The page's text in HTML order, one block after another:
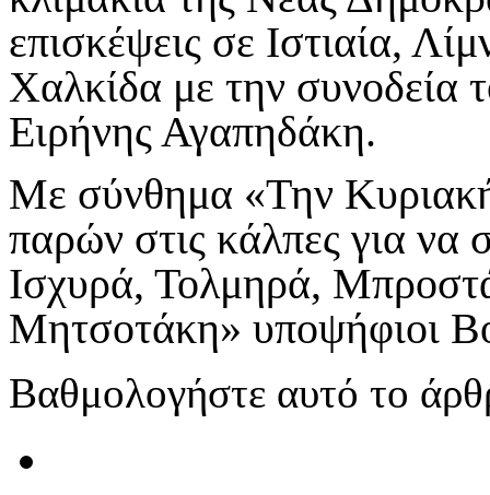
επισκέψεις σε Ιστιαία,
Χαλκίδα με την
Ειρήνης Αγαπηδάκη.
Με σύνθημα «Την
παρών στις κάλπες για να
Ισχυρά, Τολμηρά,
Μητσοτάκη» υποψήφιοι
Βαθμολογήστε αυτό το